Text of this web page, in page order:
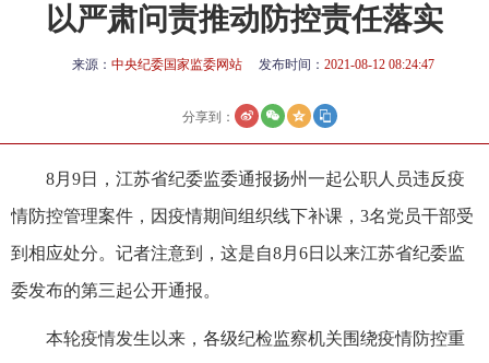
以严肃问责推动防控责任落实
来源： 中央纪委国家监委网站 发布时间： 2021-08-12 08:24:47
分享到：
8月9日，江苏省纪委监委通报扬州一起公职人员违反疫
情防控管理案件，因疫情期间组织线下补课，3名党员干部受
到相应处分。记者注意到，这是自8月6日以来江苏省纪委监
委发布的第三起公开通报。
本轮疫情发生以来，各级纪检监察机关围绕疫情防控重